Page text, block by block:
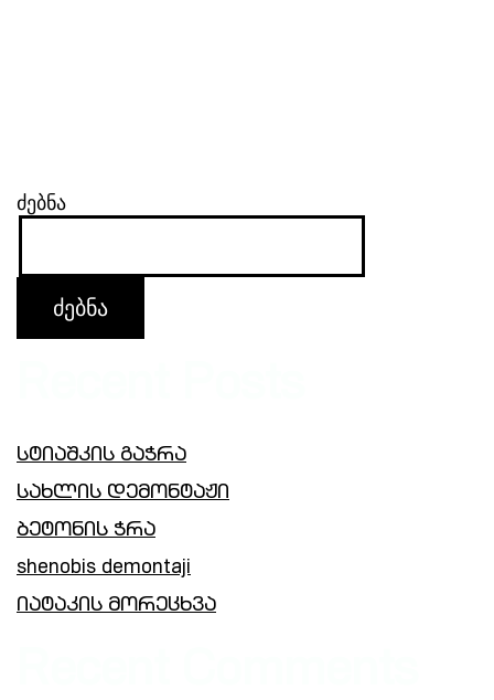
ძებნა
ძებნა
სტიაშკის გაჭრა
სახლის დემონტაჟი
ბეტონის ჭრა
shenobis demontaji
იატაკის მორეცხვა